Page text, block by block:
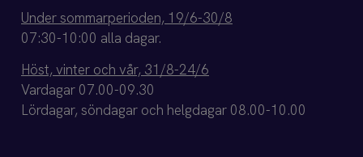
Under sommarperioden, 19/6-30/8
07:30-10:00 alla dagar.
Höst, vinter och vår, 31/8-24/6
Vardagar 07.00-09.30
Lördagar, söndagar och helgdagar 08.00-10.00